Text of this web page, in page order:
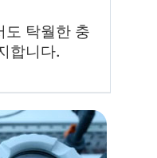
도 탁월한 충
합니다.